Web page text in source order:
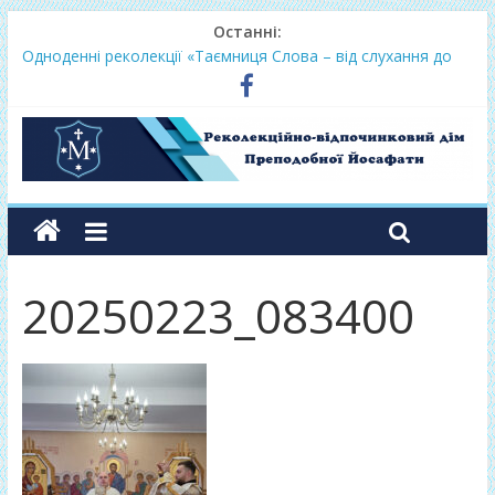
Останні:
Одноденні реколекції «Таємниця Слова – від слухання до
Lectio Divina – єв.Матея 2026
Нове життя в Христі – осінь 2026
Фундамент у вересні 2026
20250223_083400